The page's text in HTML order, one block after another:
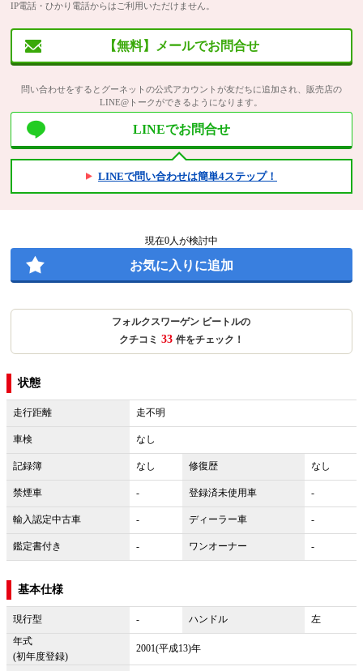
IP電話・ひかり電話からはご利用いただけません。
【無料】メールでお問合せ
問い合わせをするとグーネットの公式アカウントが友だちに追加され、販売店の
LINE@トークができるようになります。
LINEでお問合せ
LINEで問い合わせは簡単4ステップ！
現在0人が検討中
お気に入りに追加
フォルクスワーゲン ビートルの
クチコミ 33 件をチェック！
状態
走行距離 走不明
車検 なし
記録簿 なし 修復歴 なし
禁煙車 - 登録済未使用車 -
輸入認定中古車 - ディーラー車 -
鑑定書付き - ワンオーナー -
基本仕様
現行型 - ハンドル
左
年式
(初年度登録)
2001(平成13)年